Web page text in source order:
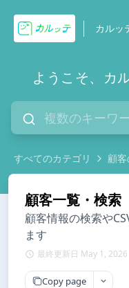
カルッ
ようこそ、カ
すべてのカテゴリ 顧
顧客一覧・検索
顧客情報の検索や
ます
最終更新日 May 1, 2026
Copy page